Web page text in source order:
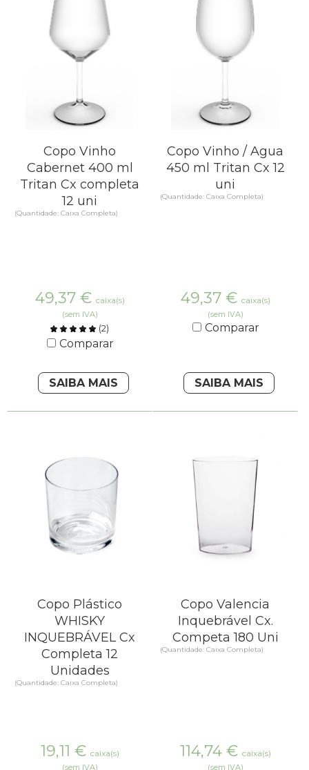
Copo Vinho
Cabernet 400 ml
Tritan Cx completa
12 uni
(Quantidade: Caixa Completa)
49,37 € caixa(s)
(sem IVA)
(2)
Comparar
SAIBA MAIS
Copo Vinho / Agua
450 ml Tritan Cx 12
uni
(Quantidade: Caixa Completa)
49,37 € caixa(s)
(sem IVA)
Comparar
SAIBA MAIS
Copo Plástico
WHISKY
INQUEBRÁVEL Cx
Completa 12
Unidades
(Quantidade: Caixa Completa)
19,11 € caixa(s)
(sem IVA)
Copo Valencia
Inquebrável Cx.
Competa 180 Uni
(Quantidade: Caixa Completa)
114,74 € caixa(s)
(sem IVA)